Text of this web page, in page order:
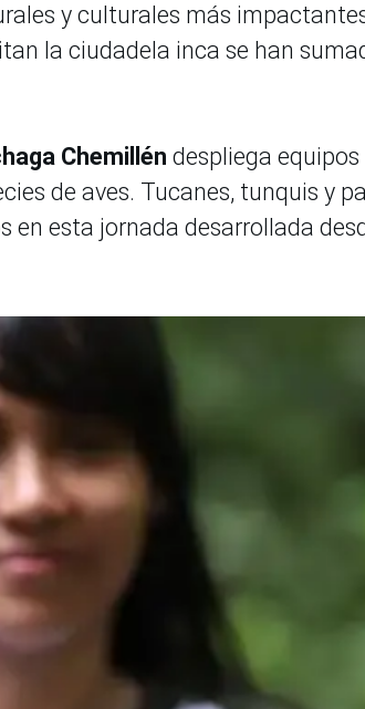
y culturales más
la ciudadela inca se han
Chemillén despliega equipos
de aves. Tucanes, tunquis y
en esta jornada desarrollada